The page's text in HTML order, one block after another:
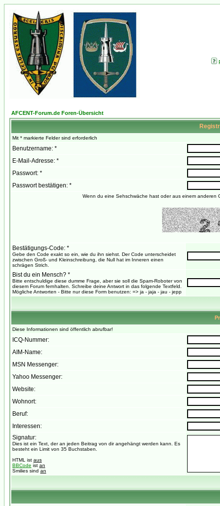
AFCENT-Forum.de Foren-Übersicht
Mit * markierte Felder sind erforderlich
Benutzername: *
E-Mail-Adresse: *
Passwort: *
Passwort bestätigen: *
Wenn du eine Sehschwäche hast oder aus einem
Bestätigungs-Code: *
Gebe den Code exakt so ein, wie du ihn siehst. Der Code unterscheidet
zwischen Groß- und Kleinschreibung, die Null hat im Inneren einen
schrägen Strich.
Bist du ein Mensch? *
Bitte entschuldige diese dumme Frage, aber sie soll die Spam-Roboter von
diesem Forum fernhalten. Schreibe deine Antwort in das folgende Textfeld.
Mögliche Antworten - Bitte nur diese Form benutzen: => ja - jaja - jau - jepp
Diese Informationen sind öffentlich abrufbar!
ICQ-Nummer:
AIM-Name:
MSN Messenger:
Yahoo Messenger:
Website:
Wohnort:
Beruf:
Interessen:
Signatur:
Dies ist ein Text, der an jeden Beitrag von dir angehängt werden kann. Es
besteht ein Limit von 35 Buchstaben.
HTML ist aus
BBCode ist an
Smilies sind an